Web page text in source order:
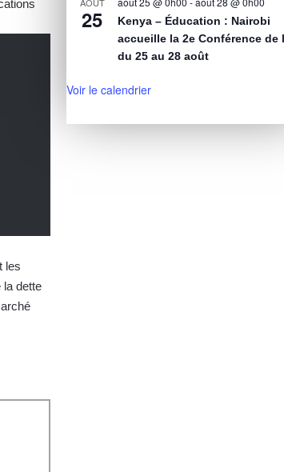
les
la dette
AOÛT
25
Kenya – Éducation : Nairobi
accueille la 2e Conférence de
du 25 au 28 août
Voir le calendrier